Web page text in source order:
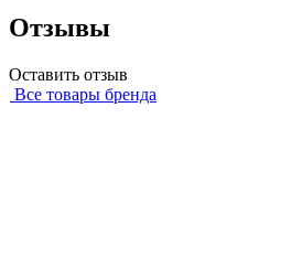
Отзывы
Оставить отзыв
Все товары бренда